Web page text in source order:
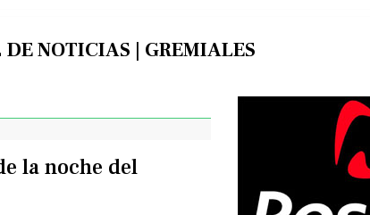
NOTICIAS | GREMIALES
la noche del